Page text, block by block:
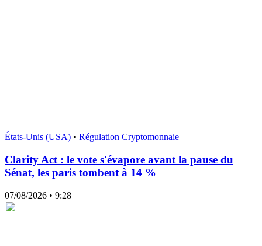
États-Unis (USA) • Régulation Cryptomonnaie
Clarity Act : le vote s'évapore avant la pause du
Sénat, les paris tombent à 14 %
07/08/2026 • 9:28